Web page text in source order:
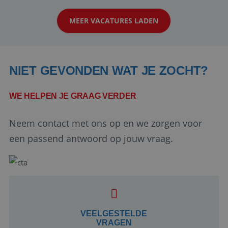
klanten te overtuigen om die droomreis te
boeken! ...
MEER VACATURES LADEN
NIET GEVONDEN WAT JE ZOCHT?
WE HELPEN JE GRAAG VERDER
Neem contact met ons op en we zorgen voor
een passend antwoord op jouw vraag.
VEELGESTELDE
VRAGEN
Google Privacy Policy